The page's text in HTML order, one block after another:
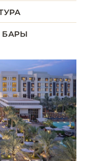
Abu Dhabi
БАРЫ